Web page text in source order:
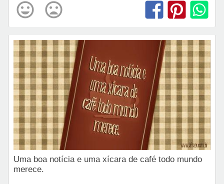
Uma boa notícia e uma xícara de café todo mundo
merece.